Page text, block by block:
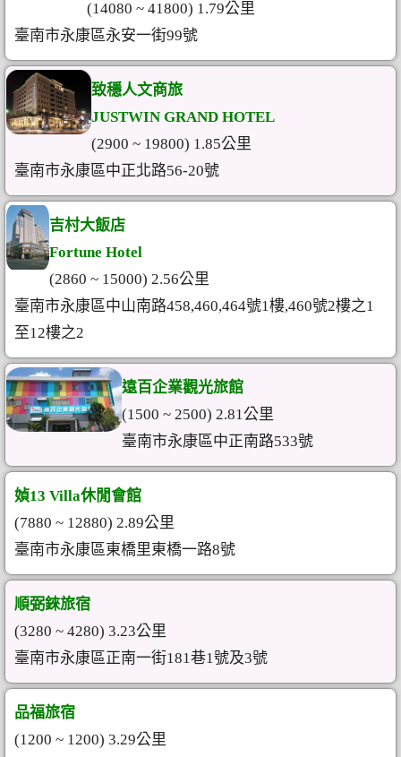
(14080 ~ 41800) 1.79公里
臺南市永康區永安一街99號
致穩人文商旅
JUSTWIN GRAND HOTEL
(2900 ~ 19800) 1.85公里
臺南市永康區中正北路56-20號
吉村大飯店
Fortune Hotel
(2860 ~ 15000) 2.56公里
臺南市永康區中山南路458,460,464號1樓,460號2樓之1
至12樓之2
遠百企業觀光旅館
(1500 ~ 2500) 2.81公里
臺南市永康區中正南路533號
媜13 Villa休閒會館
(7880 ~ 12880) 2.89公里
臺南市永康區東橋里東橋一路8號
順弼錸旅宿
(3280 ~ 4280) 3.23公里
臺南市永康區正南一街181巷1號及3號
品福旅宿
(1200 ~ 1200) 3.29公里